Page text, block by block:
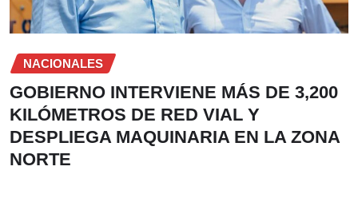
NACIONALES
GOBIERNO INTERVIENE MÁS DE 3,200
KILÓMETROS DE RED VIAL Y
DESPLIEGA MAQUINARIA EN LA ZONA
NORTE